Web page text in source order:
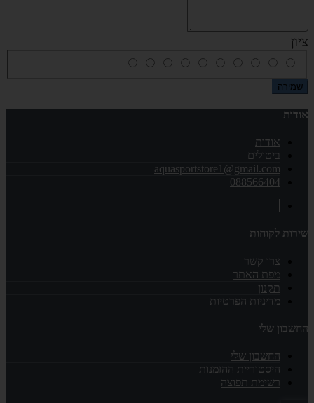
ציון
שמירה
אודות
אודות
ביטולים
aquasportstore1@gmail.com
088566404
שירות לקוחות
צרו קשר
מפת האתר
תקנון
מדיניות הפרטיות
החשבון שלי
החשבון שלי
היסטוריית ההזמנות
רשימת תפוצה